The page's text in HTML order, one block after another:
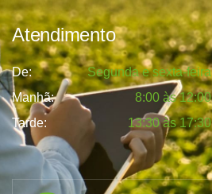
Atendimento
De:
Segunda e sexta-feira
Manhã:
8:00 às 12:00
Tarde:
13:30 às 17:30